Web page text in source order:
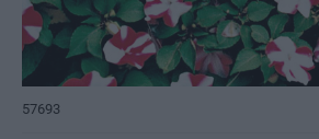
57693